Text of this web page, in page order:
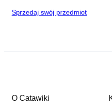
Sprzedaj swój przedmiot
O Catawiki